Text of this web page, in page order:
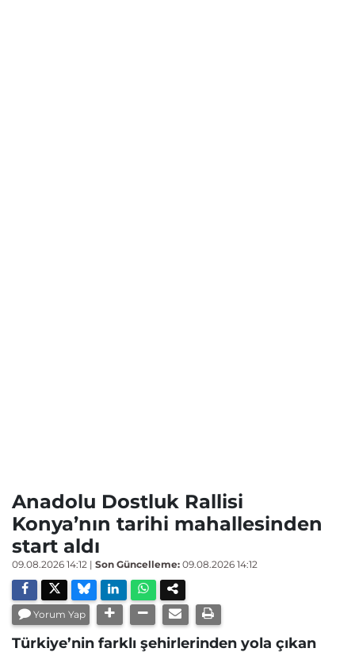
Anadolu Dostluk Rallisi
Konya’nın tarihi mahallesinden
start aldı
09.08.2026 14:12 | Son Güncelleme: 09.08.2026 14:12
Yorum Yap
Türkiye’nin farklı şehirlerinden yola çıkan